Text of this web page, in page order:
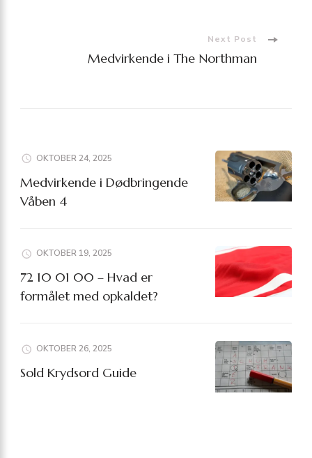
Next Post
Medvirkende i The Northman
OKTOBER 24, 2025
Medvirkende i Dødbringende
Våben 4
OKTOBER 19, 2025
72 10 01 00 – Hvad er
formålet med opkaldet?
OKTOBER 26, 2025
Sold Krydsord Guide